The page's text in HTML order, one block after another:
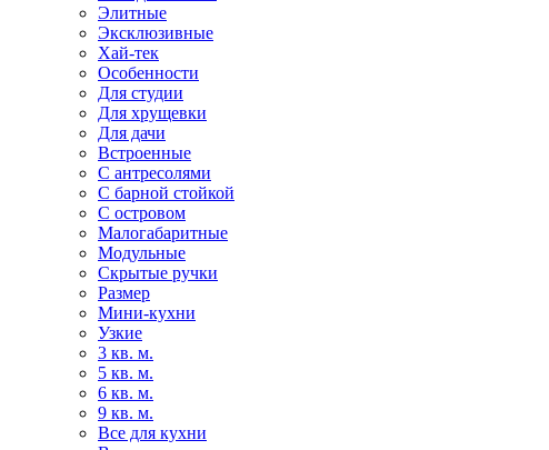
Элитные
Эксклюзивные
Хай-тек
Особенности
Для студии
Для хрущевки
Для дачи
Встроенные
С антресолями
С барной стойкой
С островом
Малогабаритные
Модульные
Скрытые ручки
Размер
Мини-кухни
Узкие
3 кв. м.
5 кв. м.
6 кв. м.
9 кв. м.
Все для кухни